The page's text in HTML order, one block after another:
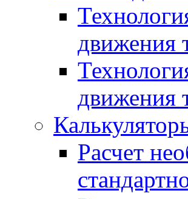
движения
движения
Расчет